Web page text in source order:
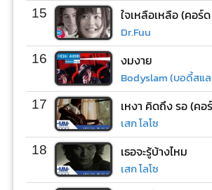
15 ใจเหลือเหลือ (คอร์
Dr.Fuu
16 งมงาย
Bodyslam (บอดี้สแ
17 เหงา คิดถึง รอ (คอ
เสก โลโซ
18 เธอจะรู้บ้างไหม
เสก โลโซ